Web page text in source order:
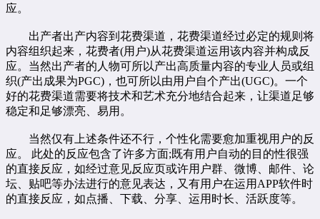
应。
出产者出产内容到花费渠道，花费渠道经过必定的规则将
内容组织起来，花费者(用户)从花费渠道运用该内容并构成反
应。当然出产者的人物可所以产出高质量内容的专业人员或组
织(产出成果为PGC)，也可所以由用户自个产出(UGC)。一个
好的花费渠道需要将技术和艺术充分地结合起来，让渠道足够
稳定和足够漂亮、易用。
当然仅有上述条件还不行，个性化需要愈加重视用户的反
应。 此处的反应包含了许多方面;既有用户自动的目的性很强
的直接反应，如经过意见反应页或许用户群、微博、邮件、论
坛、贴吧等办法进行的意见表达，又有用户在运用APP软件时
的直接反应，如点播、下载、分享、运用时长、活跃度等。